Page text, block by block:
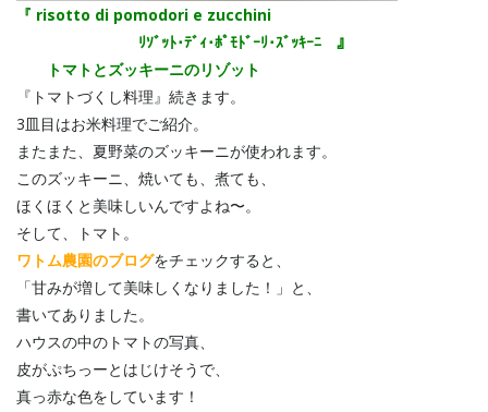
『 risotto di pomodori e zucchini
ﾘｿﾞｯﾄ･ﾃﾞｨ･ﾎﾟﾓﾄﾞｰﾘ･ｽﾞｯｷｰﾆ 』
トマトとズッキーニのリゾット
『トマトづくし料理』続きます。
3皿目はお米料理でご紹介。
またまた、夏野菜のズッキーニが使われます。
このズッキーニ、焼いても、煮ても、
ほくほくと美味しいんですよね〜。
そして、トマト。
ワトム農園のブログをチェックすると、
「甘みが増して美味しくなりました！」と、
書いてありました。
ハウスの中のトマトの写真、
皮がぷちっーとはじけそうで、
真っ赤な色をしています！